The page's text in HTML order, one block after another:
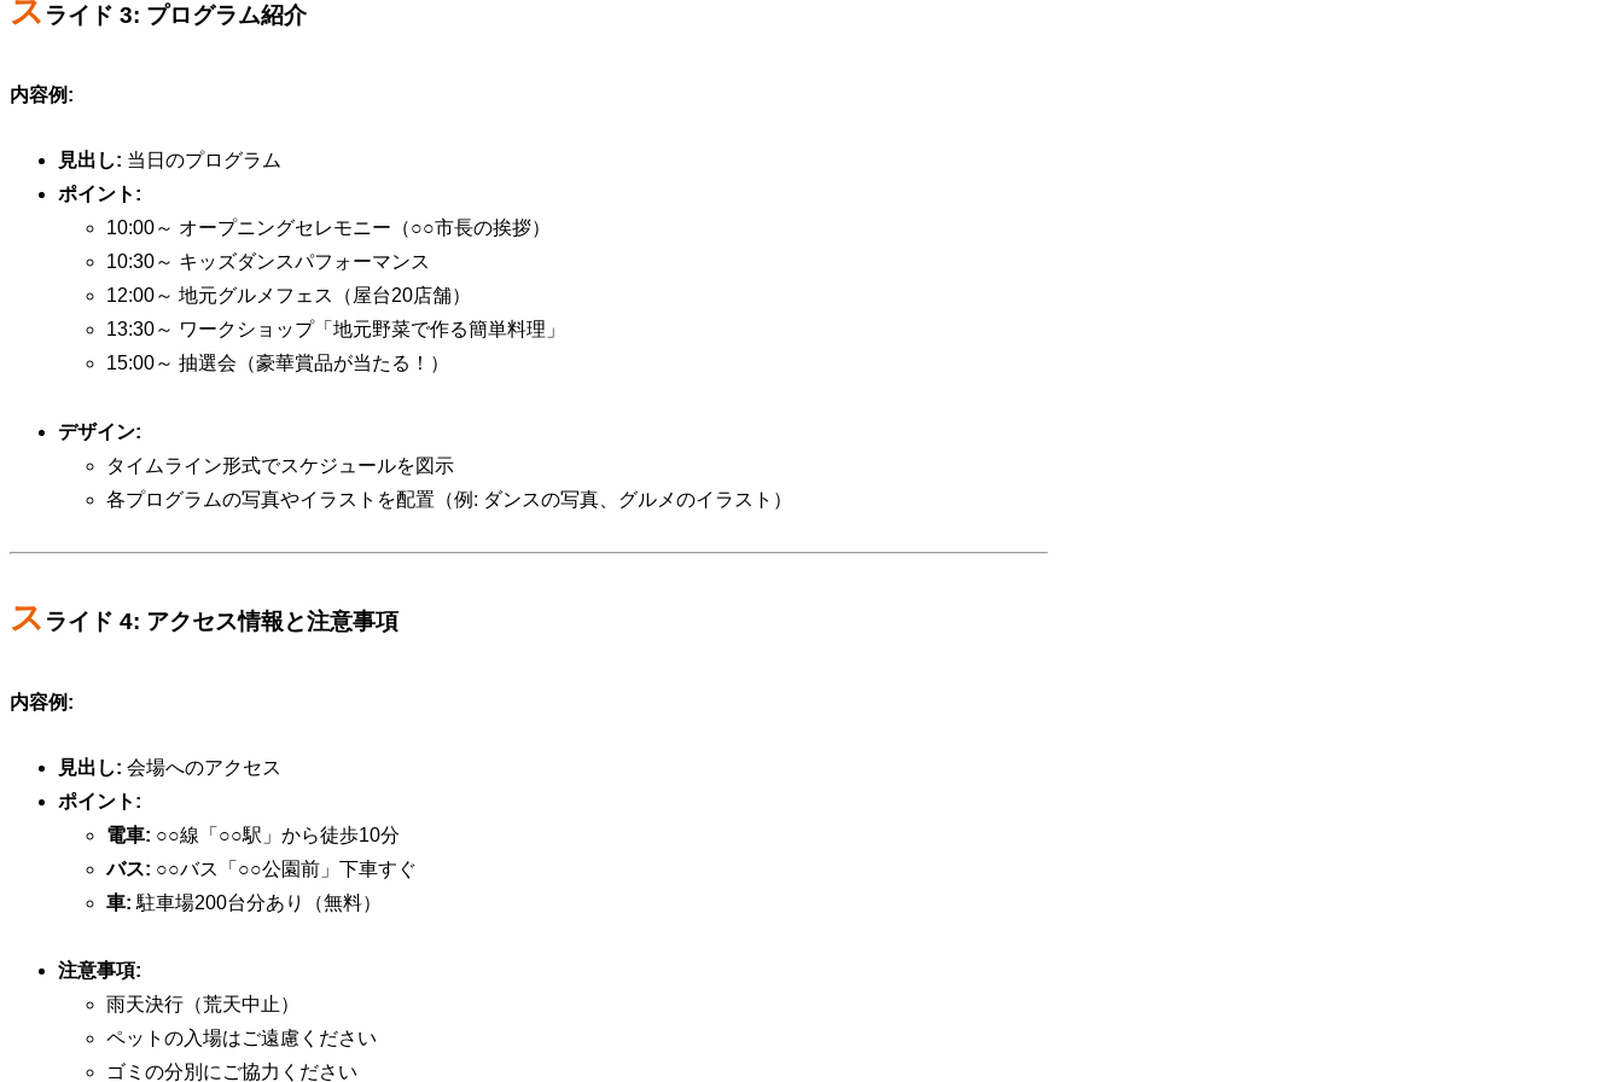
ス ライド 3: プログラム紹介
内容例:
見出し: 当日のプログラム
ポイント:
10:00～ オープニングセレモニー（○○市長の挨拶）
10:30～ キッズダンスパフォーマンス
12:00～ 地元グルメフェス（屋台20店舗）
13:30～ ワークショップ「地元野菜で作る簡単料理」
15:00～ 抽選会（豪華賞品が当たる！）
デザイン:
タイムライン形式でスケジュールを図示
各プログラムの写真やイラストを配置（例: ダンスの写真、グルメのイラスト）
ス ライド 4: アクセス情報と注意事項
内容例:
見出し: 会場へのアクセス
ポイント:
電車: ○○線「○○駅」から徒歩10分
バス: ○○バス「○○公園前」下車すぐ
車: 駐車場200台分あり（無料）
注意事項:
雨天決行（荒天中止）
ペットの入場はご遠慮ください
ゴミの分別にご協力ください